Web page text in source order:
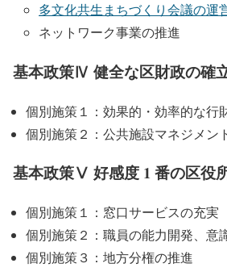
多文化共生まちづくり会議の運
ネットワーク事業の推進
基本政策Ⅳ 健全な区財政の確
個別施策１：効果的・効率的な行
個別施策２：公共施設マネジメン
基本政策Ⅴ 好感度 1 番の区役
個別施策１：窓口サービスの充実
個別施策２：職員の能力開発、意
個別施策３：地方分権の推進